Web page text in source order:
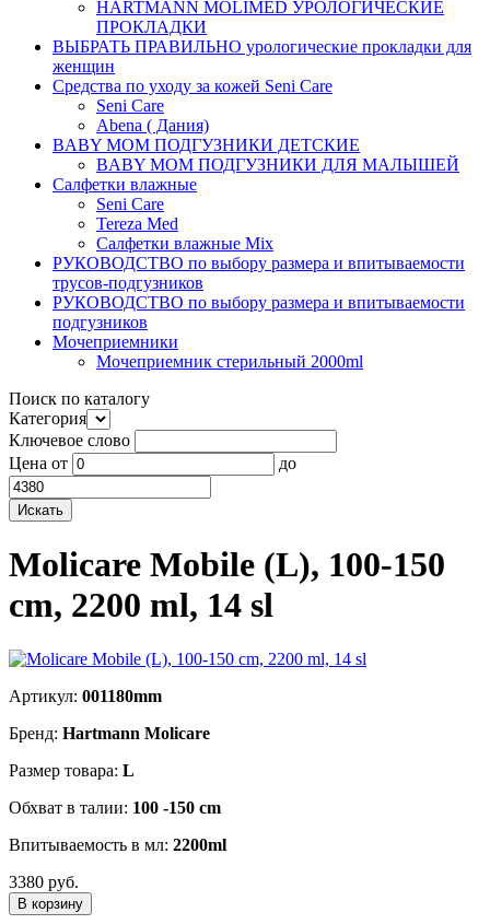
HARTMANN MOLIMED УРОЛОГИЧЕСКИЕ
ПРОКЛАДКИ
ВЫБРАТЬ ПРАВИЛЬНО урологические прокладки для
женщин
Средства по уходу за кожей Seni Care
Seni Care
Abena ( Дания)
BABY MOM ПОДГУЗНИКИ ДЕТСКИЕ
BABY MOM ПОДГУЗНИКИ ДЛЯ МАЛЫШЕЙ
Салфетки влажные
Seni Care
Tereza Med
Салфетки влажные Mix
РУКОВОДСТВО по выбору размера и впитываемости
трусов-подгузников
РУКОВОДСТВО по выбору размера и впитываемости
подгузников
Мочеприемники
Мочеприемник стерильный 2000ml
Поиск по каталогу
Категория
Ключевое слово
Цена от до
Molicare Mobile (L), 100-150
cm, 2200 ml, 14 sl
Артикул: 001180mm
Бренд: Hartmann Molicare
Размер товара: L
Обхват в талии: 100 -150 cm
Впитываемость в мл: 2200ml
3380 руб.
В корзину